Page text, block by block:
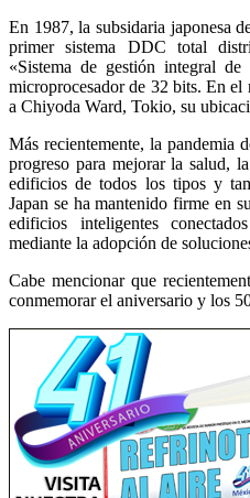
En 1987, la subsidaria japonesa
primer sistema DDC total
«Sistema de gestión integral
microprocesador de 32 bits. En el
a Chiyoda Ward, Tokio, su
Más recientemente, la
progreso para mejorar la salud,
edificios de todos los tipos y
Japan se ha mantenido firme en
edificios inteligentes
mediante la adopción de
Cabe mencionar que
conmemorar el aniversario y los